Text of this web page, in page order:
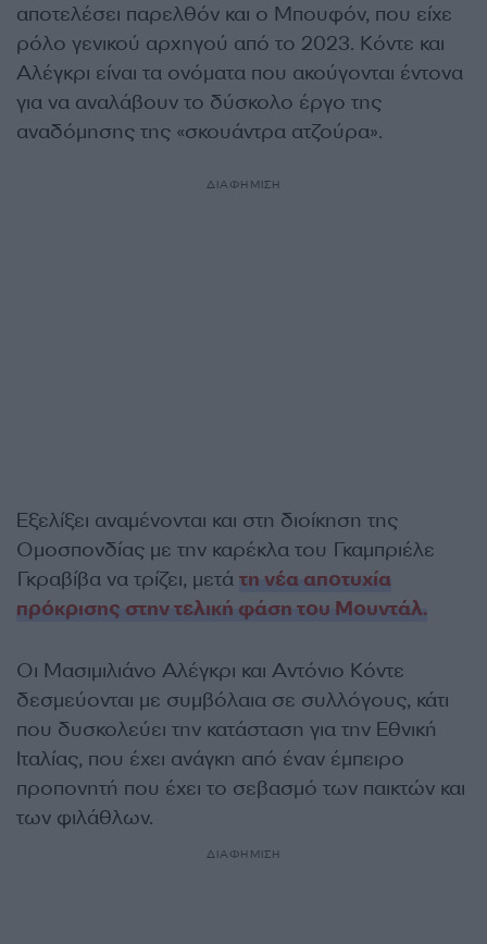
αποτελέσει παρελθόν και ο Μπουφόν, που είχε
ρόλο γενικού αρχηγού από το 2023. Κόντε και
Αλέγκρι είναι τα ονόματα που ακούγονται έντονα
για να αναλάβουν το δύσκολο έργο της
αναδόμησης της «σκουάντρα ατζούρα».
ΔΙΑΦΗΜΙΣΗ
Εξελίξει αναμένονται και στη διοίκηση της
Ομοσπονδίας με την καρέκλα του Γκαμπριέλε
Γκραβίβα να τρίζει, μετά τη νέα αποτυχία
πρόκρισης στην τελική φάση του Μουντάλ.
Οι Μασιμιλιάνο Αλέγκρι και Αντόνιο Κόντε
δεσμεύονται με συμβόλαια σε συλλόγους, κάτι
που δυσκολεύει την κατάσταση για την Εθνική
Ιταλίας, που έχει ανάγκη από έναν έμπειρο
προπονητή που έχει το σεβασμό των παικτών και
των φιλάθλων.
ΔΙΑΦΗΜΙΣΗ